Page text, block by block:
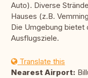
Auto). Diverse
Hauses (z.B.
Die Umgebung bietet
Ausflugsziele.
Translate this
Nearest Airport: